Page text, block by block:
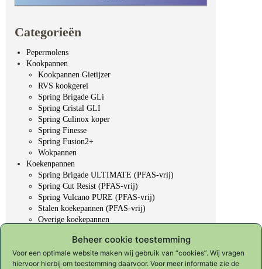
Beheer cookie toestemming
Voor een optimale website maken wij gebruik van “cookies”. Wij vragen
hiervoor hierbij om toestemming daarvoor. Voor meer informatie zie de
Categorieën
Pepermolens
Kookpannen
Kookpannen Gietijzer
RVS kookgerei
Spring Brigade GLi
Spring Cristal GLI
Spring Culinox koper
Spring Finesse
Spring Fusion2+
Wokpannen
Koekenpannen
Spring Brigade ULTIMATE (PFAS-vrij)
Spring Cut Resist (PFAS-vrij)
Spring Vulcano PURE (PFAS-vrij)
Stalen koekepannen (PFAS-vrij)
Overige koekepannen
Slijpen & onderhoud
KYOTO "Forged in fire"